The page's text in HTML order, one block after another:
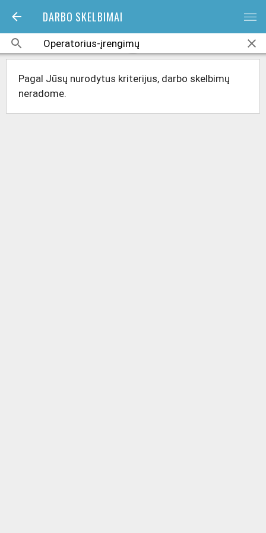
DARBO SKELBIMAI bars
Pagal Jūsų nurodytus kriterijus, darbo skelbimų
neradome.